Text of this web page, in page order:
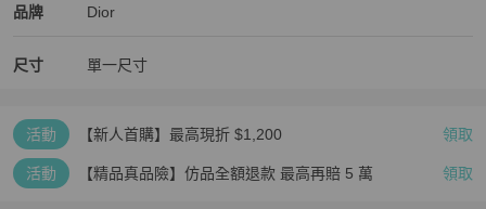
品牌
Dior精品 女包品牌介紹
Dior
Dior推薦清單
尺寸 單一尺寸
活動 【新人首購】最高現折 $1,200 領取
活動 【精品真品險】仿品全額退款 最高再賠 5 萬 領取